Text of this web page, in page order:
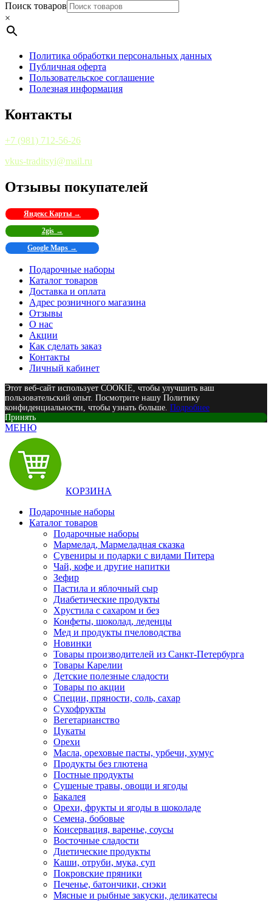
Поиск товаров
×
Политика обработки персональных данных
Публичная оферта
Пользовательское соглашение
Полезная информация
Контакты
+7 (981) 712-56-26
vkus-traditsyi@mail.ru
Отзывы покупателей
Яндекс Карты →
2gis →
Google Maps →
Подарочные наборы
Каталог товаров
Доставка и оплата
Адрес розничного магазина
Отзывы
О нас
Акции
Как сделать заказ
Контакты
Личный кабинет
Этот веб-сайт использует COOKIE, чтобы улучшить ваш
пользовательский опыт. Посмотрите нашу Политику
конфиденциальности, чтобы узнать больше. Подробнее
Принять
МЕНЮ
КОРЗИНА
Подарочные наборы
Каталог товаров
Подарочные наборы
Мармелад, Мармеладная сказка
Сувениры и подарки с видами Питера
Чай, кофе и другие напитки
Зефир
Пастила и яблочный сыр
Диабетические продукты
Хрустила с сахаром и без
Конфеты, шоколад, леденцы
Мед и продукты пчеловодства
Новинки
Товары производителей из Санкт-Петербурга
Товары Карелии
Детские полезные сладости
Товары по акции
Специи, пряности, соль, сахар
Сухофрукты
Вегетарианство
Цукаты
Орехи
Масла, ореховые пасты, урбечи, хумус
Продукты без глютена
Постные продукты
Сушеные травы, овощи и ягоды
Бакалея
Орехи, фрукты и ягоды в шоколаде
Семена, бобовые
Консервация, варенье, соусы
Восточные сладости
Диетические продукты
Каши, отруби, мука, суп
Покровские пряники
Печенье, батончики, снэки
Мясные и рыбные закуски, деликатесы